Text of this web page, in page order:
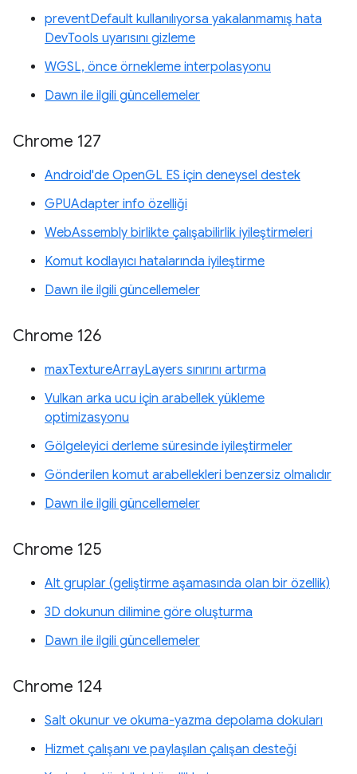
preventDefault kullanılıyorsa yakalanmamış hata
DevTools uyarısını gizleme
WGSL, önce örnekleme interpolasyonu
Dawn ile ilgili güncellemeler
Chrome 127
Android'de OpenGL ES için deneysel destek
GPUAdapter info özelliği
WebAssembly birlikte çalışabilirlik iyileştirmeleri
Komut kodlayıcı hatalarında iyileştirme
Dawn ile ilgili güncellemeler
Chrome 126
maxTextureArrayLayers sınırını artırma
Vulkan arka ucu için arabellek yükleme
optimizasyonu
Gölgeleyici derleme süresinde iyileştirmeler
Gönderilen komut arabellekleri benzersiz olmalıdır
Dawn ile ilgili güncellemeler
Chrome 125
Alt gruplar (geliştirme aşamasında olan bir özellik)
3D dokunun dilimine göre oluşturma
Dawn ile ilgili güncellemeler
Chrome 124
Salt okunur ve okuma-yazma depolama dokuları
Hizmet çalışanı ve paylaşılan çalışan desteği